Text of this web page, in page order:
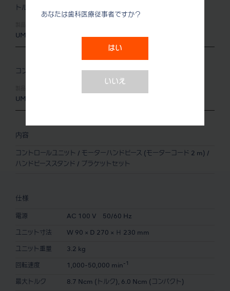
あなたは歯科医療従事者ですか？
はい
いいえ
トルクセット
UMXL-KT Y141452
コンパクトセット
UMXL-KC
内容
コントロールユニット / モーターハンドピース (モーターコード 2 m) /
ハンドピーススタンド / ブラケットセット
仕様
電源 AC 100 V 50/60 Hz
ユニット寸法 W 90 × D 270 × Ｈ 230 mm
ユニット重量 3.2 kg
回転速度 1,000-50,000 min -1
最大トルク 8.7 Ncm (トルク), 6.0 Ncm (コンパクト)